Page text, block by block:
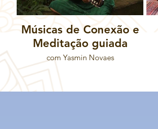
Músicas de Conexão e
Meditação guiada
com Yasmin Novaes